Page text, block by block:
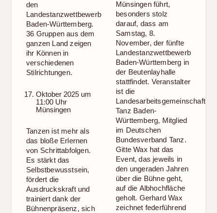
den
Landestanzwettbewerb
Baden-Württemberg.
36 Gruppen aus dem
ganzen Land zeigen
ihr Können in
verschiedenen
Stilrichtungen.
Oktober 2025 um
11:00 Uhr
Münsingen
Tanzen ist mehr als
das bloße Erlernen
von Schrittabfolgen.
Es stärkt das
Selbstbewusstsein,
fördert die
Ausdruckskraft und
trainiert dank der
Bühnenpräsenz, sich
Münsingen führt,
besonders stolz
darauf, dass am
Samstag, 8.
November, der fünfte
Landestanzwettbewerb
Baden-Württemberg in
der Beutenlayhalle
stattfindet. Veranstalter
ist die
Landesarbeitsgemeinschaft
Tanz Baden-
Württemberg, Mitglied
im Deutschen
Bundesverband Tanz.
Gitte Wax hat das
Event, das jeweils in
den ungeraden Jahren
über die Bühne geht,
auf die Albhochfläche
geholt. Gerhard Wax
zeichnet federführend